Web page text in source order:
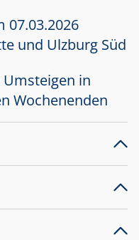
07.03.2026
und Ulzburg Süd
in
Wochenenden
am
Bahnstraße in